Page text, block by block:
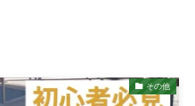
その他